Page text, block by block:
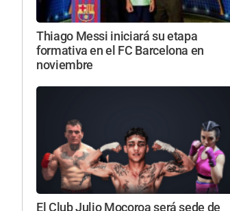
Thiago Messi iniciará su etapa
formativa en el FC Barcelona en
noviembre
El Club Julio Mocoroa será sede de